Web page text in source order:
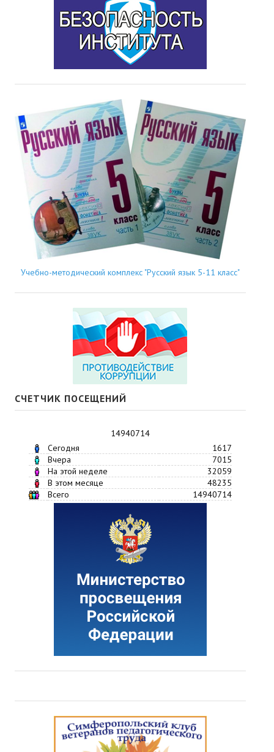
Учебно-методический комплекс "Русский язык 5-11 класс"
СЧЕТЧИК ПОСЕЩЕНИЙ
14940714
Сегодня
1617
Вчера
7015
На этой неделе
32059
В этом месяце
48235
Всего
14940714